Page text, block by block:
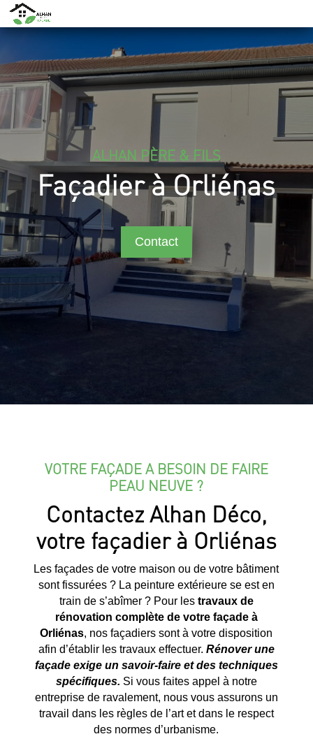
ALHAN PÈRE & FILS
Façadier à Orliénas
Contact
VOTRE FAÇADE A BESOIN DE FAIRE
PEAU NEUVE ?
Contactez Alhan Déco,
votre façadier à Orliénas
Les façades de votre maison ou de votre bâtiment
sont fissurées ? La peinture extérieure se est en
train de s’abîmer ? Pour les travaux de
rénovation complète de votre façade à
Orliénas, nos façadiers sont à votre disposition
afin d’établir les travaux effectuer. Rénover une
façade exige un savoir-faire et des techniques
spécifiques. Si vous faites appel à notre
entreprise de ravalement, nous vous assurons un
travail dans les règles de l’art et dans le respect
des normes d’urbanisme.